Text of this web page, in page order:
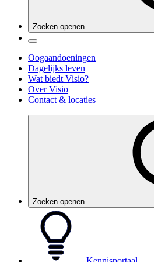
Zoeken openen
Oogaandoeningen
Dagelijks leven
Wat biedt Visio?
Over Visio
Contact & locaties
Zoeken openen